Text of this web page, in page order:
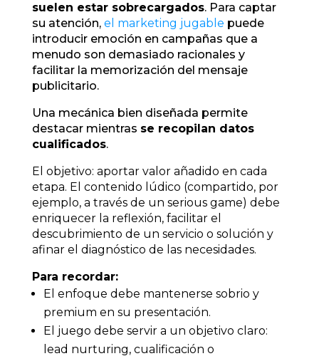
suelen estar sobrecargados. Para captar
su atención, el marketing jugable puede
introducir emoción en campañas que a
menudo son demasiado racionales y
facilitar la memorización del mensaje
publicitario.
Una mecánica bien diseñada permite
destacar mientras se recopilan datos
cualificados.
El objetivo: aportar valor añadido en cada
etapa. El contenido lúdico (compartido, por
ejemplo, a través de un serious game) debe
enriquecer la reflexión, facilitar el
descubrimiento de un servicio o solución y
afinar el diagnóstico de las necesidades.
Para recordar:
El enfoque debe mantenerse sobrio y
premium en su presentación.
El juego debe servir a un objetivo claro:
lead nurturing, cualificación o